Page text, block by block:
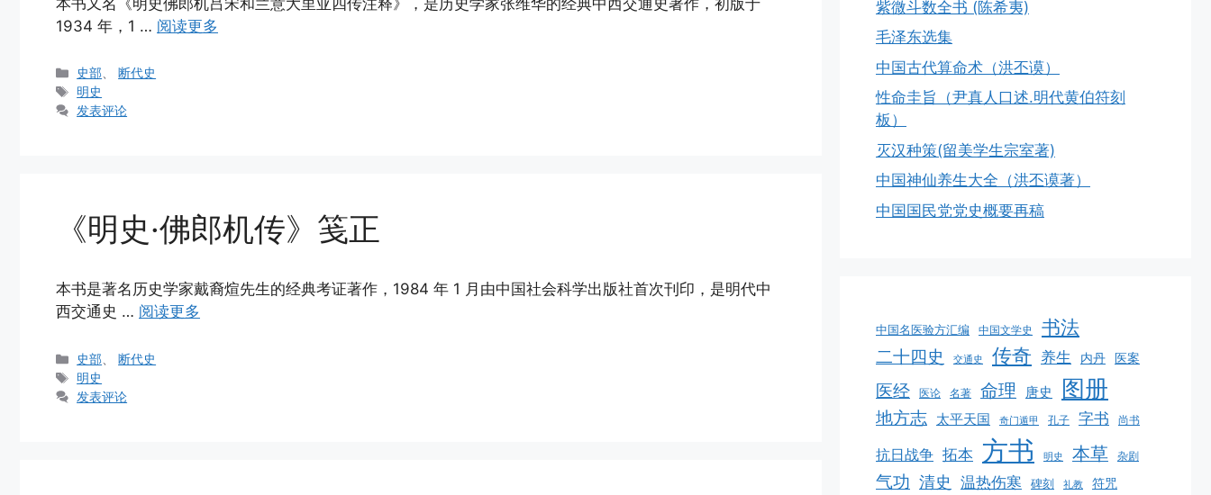
1934 年，1 … 阅读更多
分
类
史部、 断代史
标
签
明史
发表评论
《明史·佛郎机传》笺正
本书是著名历史学家戴裔煊先生的经典考证著作，1984 年 1 月由中国社会科学出版社首次刊印，是明代中
西交通史 … 阅读更多
分
类
史部 、断代史
标
签
明史
发表评论
紫微斗数全书 (陈希夷)
毛泽东选集
中国古代算命术（洪丕谟）
性命圭旨（尹真人口述.明代黄伯符刻
板）
灭汉种策(留美学生宗室著)
中国神仙养生大全（洪丕谟著）
中国国民党党史概要再稿
中国名医验方汇编 中国文学史 书法
二十四史 交通史 传奇 养生 内丹 医案
医经 医论 名著 命理 唐史 图册
地方志 太平天国 奇门遁甲 孔子 字书 尚书
抗日战争 拓本 方书 明史 本草 杂剧
气功 清史 温热伤寒 碑刻 礼教 符咒